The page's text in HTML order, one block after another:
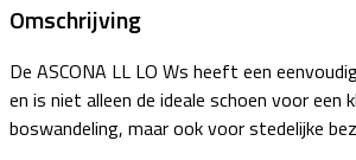
Omschrijving
De ASCONA LL LO Ws heeft een
en is niet alleen de ideale schoen voor een
boswandeling, maar ook voor stedelijke